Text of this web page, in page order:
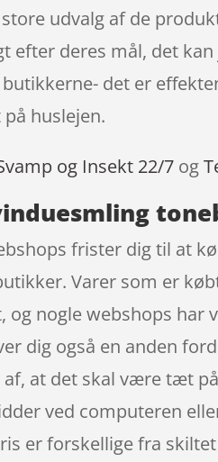
udvalg af de
efter deres mål, det
det er
huslejen.
og Insekt 22/7 og
frister dig til at
Varer som er
nogle webshops
dig også en anden
at det skal være tæt
ved computeren
er forskellige fra